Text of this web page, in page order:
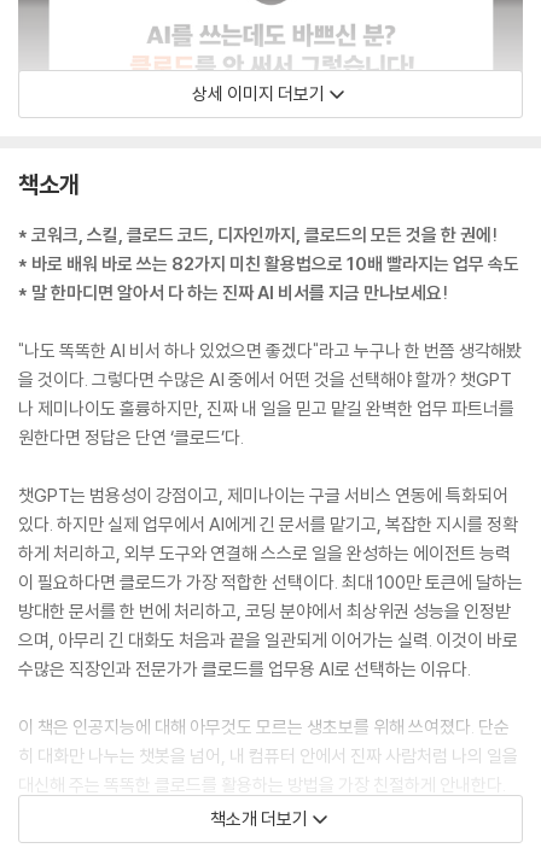
상세 이미지 더보기
책소개
* 코워크, 스킬, 클로드 코드, 디자인까지, 클로드의 모든 것을 한 권에!
* 바로 배워 바로 쓰는 82가지 미친 활용법으로 10배 빨라지는 업무 속도
* 말 한마디면 알아서 다 하는 진짜 AI 비서를 지금 만나보세요!
"나도 똑똑한 AI 비서 하나 있었으면 좋겠다"라고 누구나 한 번쯤 생각해봤
을 것이다. 그렇다면 수많은 AI 중에서 어떤 것을 선택해야 할까? 챗GPT
나 제미나이도 훌륭하지만, 진짜 내 일을 믿고 맡길 완벽한 업무 파트너를
원한다면 정답은 단연 ‘클로드’다.
챗GPT는 범용성이 강점이고, 제미나이는 구글 서비스 연동에 특화되어
있다. 하지만 실제 업무에서 AI에게 긴 문서를 맡기고, 복잡한 지시를 정확
하게 처리하고, 외부 도구와 연결해 스스로 일을 완성하는 에이전트 능력
이 필요하다면 클로드가 가장 적합한 선택이다. 최대 100만 토큰에 달하는
방대한 문서를 한 번에 처리하고, 코딩 분야에서 최상위권 성능을 인정받
으며, 아무리 긴 대화도 처음과 끝을 일관되게 이어가는 실력. 이것이 바로
수많은 직장인과 전문가가 클로드를 업무용 AI로 선택하는 이유다.
이 책은 인공지능에 대해 아무것도 모르는 생초보를 위해 쓰여졌다. 단순
히 대화만 나누는 챗봇을 넘어, 내 컴퓨터 안에서 진짜 사람처럼 나의 일을
대신해 주는 똑똑한 클로드를 활용하는 방법을 가장 친절하게 안내한다.
이 책 한 권이면 일상과 업무의 스트레스를 확 줄여줄 클로드의 네 가지 핵
심 기능을 완벽하게 마스터할 수 있다.
책소개 더보기